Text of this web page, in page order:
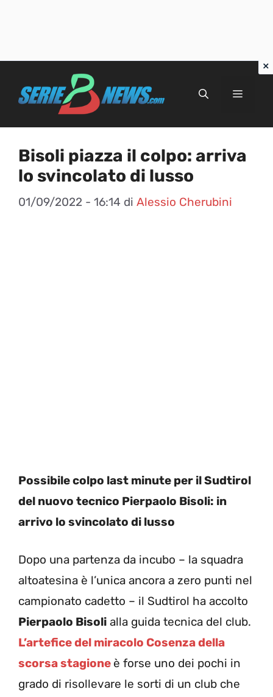
Menu
Bisoli piazza il colpo: arriva
lo svincolato di lusso
01/09/2022 - 16:14 di Alessio Cherubini
Possibile colpo last minute per il Sudtirol
del nuovo tecnico Pierpaolo Bisoli: in
arrivo lo svincolato di lusso
Dopo una partenza da incubo – la squadra
altoatesina è l’unica ancora a zero punti nel
campionato cadetto – il Sudtirol ha accolto
Pierpaolo Bisoli alla guida tecnica del club.
L’artefice del miracolo Cosenza della
scorsa stagione è forse uno dei pochi in
grado di risollevare le sorti di un club che